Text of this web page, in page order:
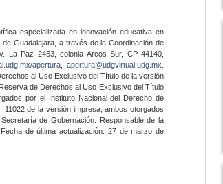
especializada en innovación educativa en
Guadalajara, a través de la Coordinación de
La Paz 2453, colonia Arcos Sur, CP 44140,
apertura apertura@udgvirtual.udg.mx
al Uso Exclusivo del Título de la versión
de Derechos al Uso Exclusivo del Título
por el Instituto Nacional del Derecho de
de la versión impresa, ambos otorgados
de Gobernación. Responsable de la
de última actualización: 27 de marzo de